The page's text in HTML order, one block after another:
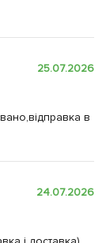
25.07.2026
в
24.07.2026